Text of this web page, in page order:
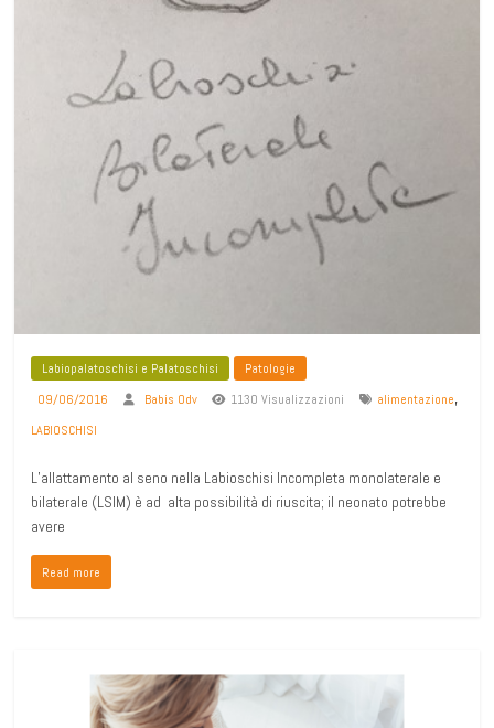
Labiopalatoschisi e Palatoschisi
Patologie
09/06/2016
Babis Odv 1130 Visualizzazioni alimentazione,
LABIOSCHISI
L’allattamento al seno nella Labioschisi Incompleta monolaterale e
bilaterale (LSIM) è ad alta possibilità di riuscita; il neonato potrebbe
avere
Read more